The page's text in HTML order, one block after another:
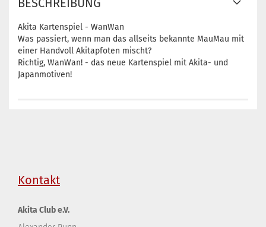
BESCHREIBUNG
Akita Kartenspiel - WanWan
Was passiert, wenn man das allseits bekannte MauMau mit
einer Handvoll Akitapfoten mischt?
Richtig, WanWan! - das neue Kartenspiel mit Akita- und
Japanmotiven!
Kontakt
Akita Club e.V.